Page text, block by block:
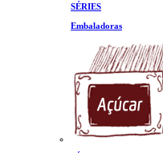
SÉRIES
Embaladoras